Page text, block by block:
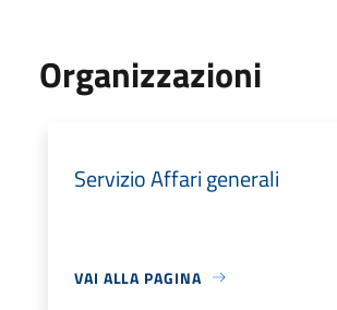
Organizzazioni
Servizio Affari generali
VAI ALLA PAGINA